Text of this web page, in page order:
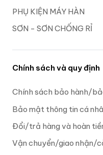
PHỤ KIỆN MÁY HÀN
SƠN - SƠN CHỐNG RỈ
Chính sách và quy định
Chính sách bảo hành/
Bảo mật thông tin cá
Đổi/trả hàng và hoàn
Vận chuyển/giao nhận/